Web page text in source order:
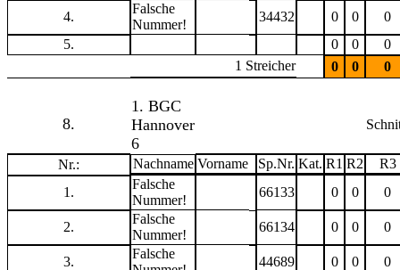
4.
Falsche
Nummer!
34432 0 0
0
5.
0 0
0
1 Streicher
0 0 0
8.
1. BGC
Hannover
6
Nr.: Nachname Vorname Sp.Nr. Kat. R1 R2
R3
1.
Falsche
Nummer!
66133 0 0 0
2.
Falsche
Nummer!
66134 0 0 0
3.
Falsche
44689 0 0 0